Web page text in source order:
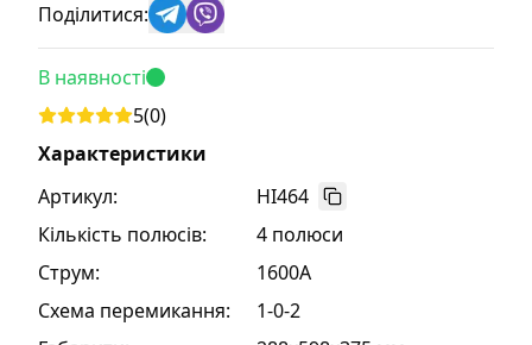
Поділитися:
В наявності
5(0)
Характеристики
Артикул:
HI464
Кількість полюсів:
4 полюси
Струм:
1600A
Схема перемикання:
1-0-2